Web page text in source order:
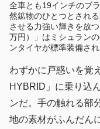
全車とも19インチのブ
然鉱物のひとつとされ
させる力強い輝きを放
万円）」はミシュラン
ンタイヤが標準装備され
わずかに戸惑いを覚
HYBRID」に乗り込
ンだ。手の触れる部
地の素材がふんだん